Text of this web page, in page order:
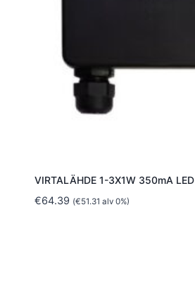
VIRTALÄHDE 1-3X1W 350mA LED
€64.39 (€51.31 alv 0%)